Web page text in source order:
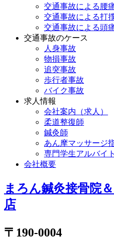
交通事故による腰
交通事故による打
交通事故による頭
交通事故のケース
人身事故
物損事故
追突事故
歩行者事故
バイク事故
求人情報
会社案内（求人）
柔道整復師
鍼灸師
あん摩マッサージ
専門学生アルバイト
会社概要
まろん鍼灸接骨院
店
〒190-0004